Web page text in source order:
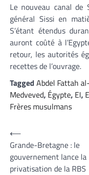
Le nouveau canal de
général Sissi en
S’étant étendus
auront coûté à
retour, les autorités
recettes de l’ouvrage.
Tagged Abdel Fattah
Medveved, Égypte, EI,
Frères musulmans
Navigation
de
l’article
⟵
Grande-Bretagne : le
gouvernement lance la
privatisation de la RBS